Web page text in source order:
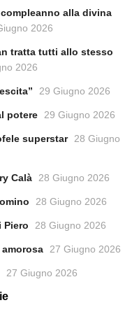
alla divina
2026
tratta tutti allo stesso
2026
29 Giugno 2026
potere 29 Giugno 2026
superstar
28 Giugno
Calà 28 Giugno 2026
28 Giugno 2026
Piero 28 Giugno 2026
27 Giugno 2026
27 Giugno 2026